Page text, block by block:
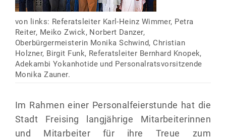
von links: Referatsleiter Karl-Heinz Wimmer, Petra
Reiter, Meiko Zwick, Norbert Danzer,
Oberbürgermeisterin Monika Schwind, Christian
Holzner, Birgit Funk, Referatsleiter Bernhard Knopek,
Adekambi Yokanhotide und Personalratsvorsitzende
Monika Zauner.
Im Rahmen einer Personalfeierstunde hat die
Stadt Freising langjährige Mitarbeiterinnen
und Mitarbeiter für ihre Treue zum